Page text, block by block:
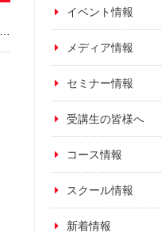
イベント情報
メディア情報
セミナー情報
受講生の皆様へ
コース情報
スクール情報
新着情報